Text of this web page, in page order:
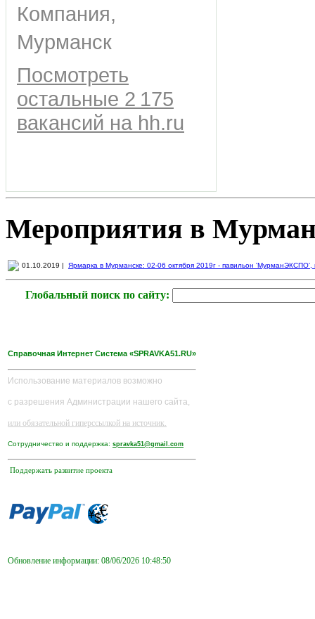
Компания,
Мурманск
Посмотреть
остальные 2 175
вакансий на hh.ru
Мероприятия в
01.10.2019 | Ярмарка в Мурманске: 02-06 октября 2019г - павильон 'МурманЭКСПО',
Глобальный поиск по сайту:
Справочная Интернет Система «SPRAVKA51.RU»
Использование материалов возможно
с разрешения Администрации нашего сайта,
или обязательной гиперссылкой на источник.
Сотрудничество и поддержка: spravka51@gmail.com
Поддержать развитие проекта
Обновление информации: 08/06/2026 10:48:50